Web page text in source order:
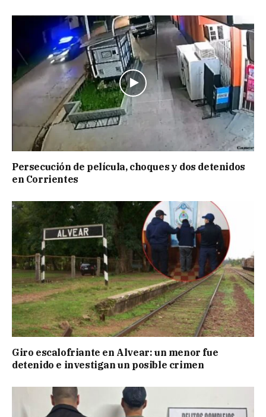
Persecución de película, choques y dos detenidos
en Corrientes
Giro escalofriante en Alvear: un menor fue
detenido e investigan un posible crimen